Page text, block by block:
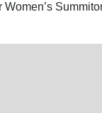
Summiton